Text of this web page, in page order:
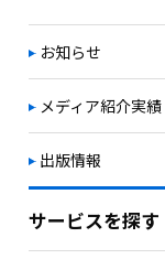
お知らせ
メディア紹介実績
出版情報
サービスを探す